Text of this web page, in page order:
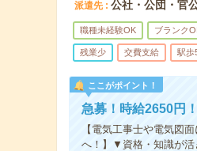
派遣先 公社・公団・官
職種未経験OK ブランク
残業少 交費支給 駅歩
ここがポイント！
急募！時給2650円
【電気工事士や電気図
へ！】▼資格・知識が活